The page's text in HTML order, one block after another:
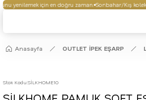
yenilemek için en doğru zaman. Sonbahar/Kış
Anasayfa OUTLET İPEK EŞARP
Stok Kodu:SİLKHOME10